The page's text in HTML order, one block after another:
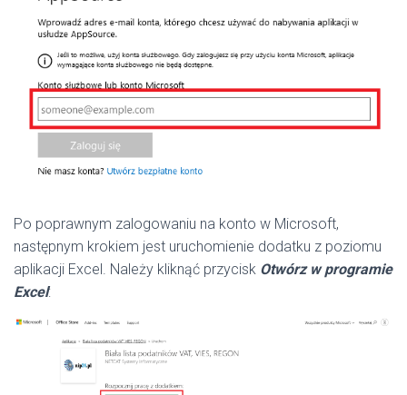
Po poprawnym zalogowaniu na konto w Microsoft,
następnym krokiem jest uruchomienie dodatku z poziomu
aplikacji Excel. Należy kliknąć przycisk Otwórz w programie
Excel: